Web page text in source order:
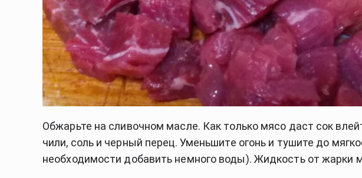
Обжарьте на сливочном масле. Как только мясо даст сок
чили, соль и черный перец. Уменьшите огонь и тушите до
необходимости добавить немного воды). Жидкость от жарки